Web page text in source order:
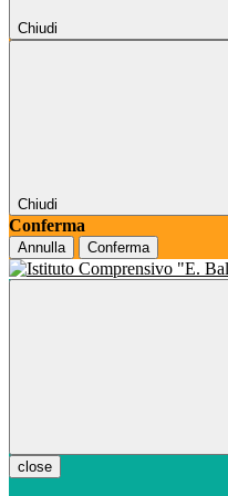
Chiudi
Chiudi
Conferma
Annulla Conferma
close